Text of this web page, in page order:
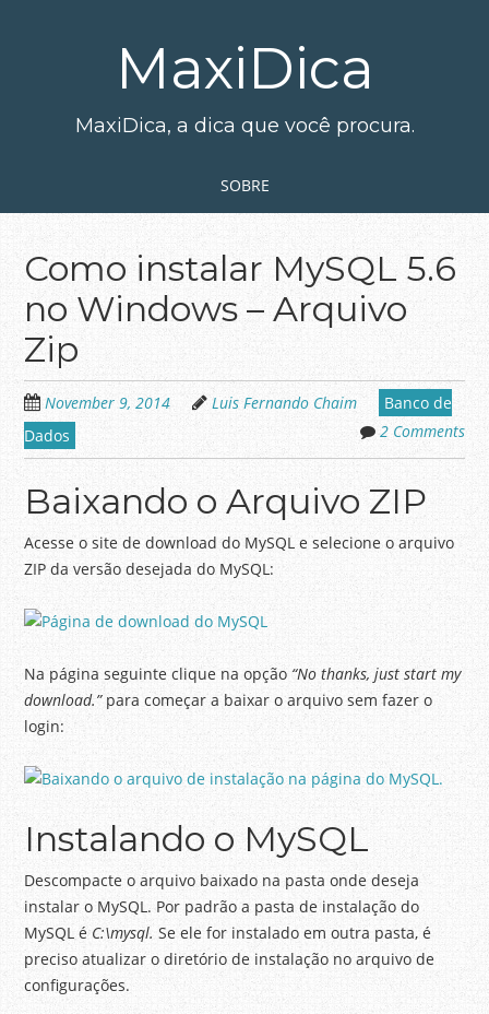
MaxiDica
MaxiDica, a dica que você procura.
SOBRE
Como instalar MySQL 5.6
no Windows – Arquivo
Zip
November 9, 2014 Luis Fernando Chaim
Banco de
Dados
2 Comments
Baixando o Arquivo ZIP
Acesse o site de download do MySQL e selecione o arquivo
ZIP da versão desejada do MySQL:
Na página seguinte clique na opção “No thanks, just start my
download.”para começar a baixar o arquivo sem fazer o
login:
Instalando o MySQL
Descompacte o arquivo baixado na pasta onde deseja
instalar o MySQL. Por padrão a pasta de instalação do
MySQL éC:\mysql. Se ele for instalado em outra pasta, é
preciso atualizar o diretório de instalação no arquivo de
configurações.